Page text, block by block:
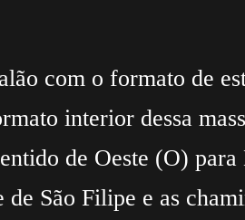
com o formato de
interior dessa
de Oeste (O)
de São Filipe e as